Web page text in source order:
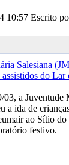
10:57 Escrito
a Juventude
a ida de
ao Sítio
festivo.